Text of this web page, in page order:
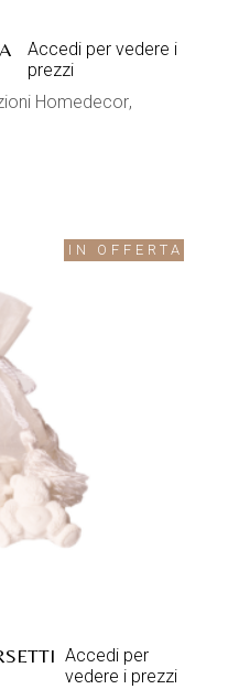
Accedi per vedere i
prezzi
Homedecor
IN OFFERTA
Accedi per
vedere i prezzi